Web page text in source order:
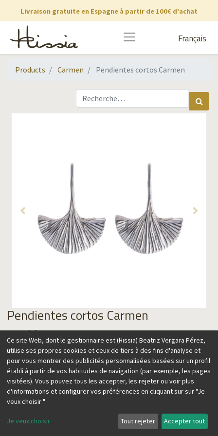
Livraison gratuite en Espagne à partir de 100€ d'achat
Français
Products Carmen Pendientes cortos Carmen
Pendientes cortos Carmen
Material
99,00€
Ajouter au panier
Ce site Web, dont le gestionnaire est (Hissia) Beatriz Vergara Pérez,
utilise ses propres cookies et ceux de tiers à des fins d'analyse et
pour vous montrer des publicités personnalisées basées sur un profil
établi à partir de vos habitudes de navigation (par exemple, les pages
visitées). Vous pouvez tous les accepter, les rejeter ou voir plus
d'informations et configurer vos préférences en cliquant sur sur "Je
veux choisir ".
Je veux choisir Tout rejeter Accepter tout